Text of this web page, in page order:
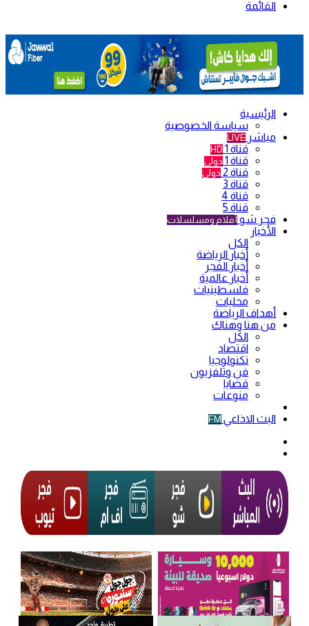
القائمة
الرئيسية
سياسة الخصوصية
مباشر LIVE
قناة 1 HD
قناة 1 دولي
قناة 2 دولي
قناة 3
قناة 4
قناة 5
فجر شو أفلام ومسلسلات
الأخبار
الكل
أخبار الرياضة
أخبار الفجر
أخبار عالمية
فلسطينيات
محليات
أهداف الرياضة
من هنا وهناك
الكل
اقتصاد
تكنولوجيا
فن وتلفزيون
قضايا
منوعات
البث الاذاعي FM